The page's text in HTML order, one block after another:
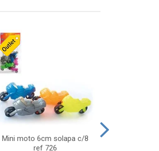
Mini moto 6cm solapa c/8
ref 726